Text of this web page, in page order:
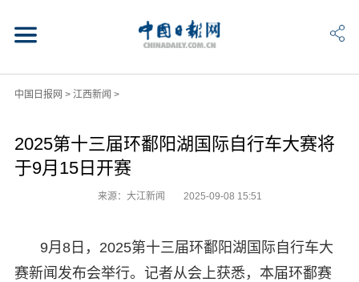
中国日报网 > 江西新闻 >
2025第十三届环鄱阳湖国际自行车大赛将
于9月15日开赛
来源：大江新闻 2025-09-08 15:51
9月8日，2025第十三届环鄱阳湖国际自行车大
赛新闻发布会举行。记者从会上获悉，本届环鄱赛